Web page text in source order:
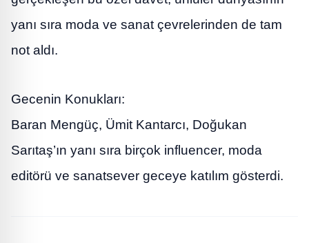
yanı sıra moda ve sanat çevrelerinden de tam
not aldı.
Gecenin Konukları:
Baran Mengüç, Ümit Kantarcı, Doğukan
Sarıtaş’ın yanı sıra birçok influencer, moda
editörü ve sanatsever geceye katılım gösterdi.